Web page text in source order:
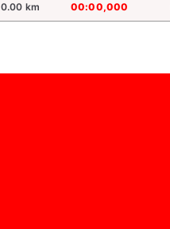
0.00 km 00:00,000